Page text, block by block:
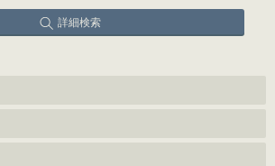
詳細検索